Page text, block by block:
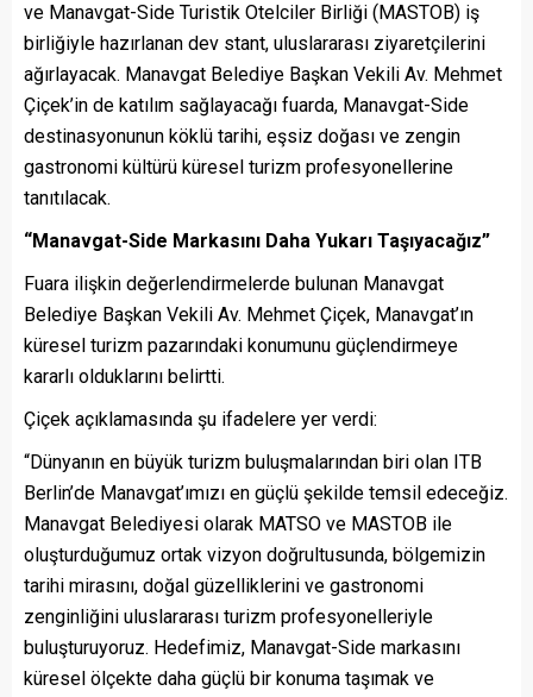
ve Manavgat-Side Turistik Otelciler Birliği (MASTOB) iş
birliğiyle hazırlanan dev stant, uluslararası ziyaretçilerini
ağırlayacak. Manavgat Belediye Başkan Vekili Av. Mehmet
Çiçek’in de katılım sağlayacağı fuarda, Manavgat-Side
destinasyonunun köklü tarihi, eşsiz doğası ve zengin
gastronomi kültürü küresel turizm profesyonellerine
tanıtılacak.
“Manavgat-Side Markasını Daha Yukarı Taşıyacağız”
Fuara ilişkin değerlendirmelerde bulunan Manavgat
Belediye Başkan Vekili Av. Mehmet Çiçek, Manavgat’ın
küresel turizm pazarındaki konumunu güçlendirmeye
kararlı olduklarını belirtti.
Çiçek açıklamasında şu ifadelere yer verdi:
“Dünyanın en büyük turizm buluşmalarından biri olan ITB
Berlin’de Manavgat’ımızı en güçlü şekilde temsil edeceğiz.
Manavgat Belediyesi olarak MATSO ve MASTOB ile
oluşturduğumuz ortak vizyon doğrultusunda, bölgemizin
tarihi mirasını, doğal güzelliklerini ve gastronomi
zenginliğini uluslararası turizm profesyonelleriyle
buluşturuyoruz. Hedefimiz, Manavgat-Side markasını
küresel ölçekte daha güçlü bir konuma taşımak ve